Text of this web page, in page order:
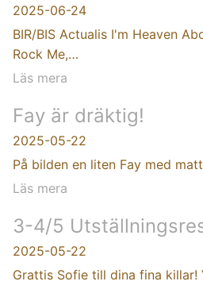
2025-06-24
BIR/BIS Actualis I'm Heaven
Rock Me,…
Läs mera
Fay är dräktig!
2025-05-22
På bilden en liten Fay med
Läs mera
3-4/5
2025-05-22
Grattis Sofie till dina fina